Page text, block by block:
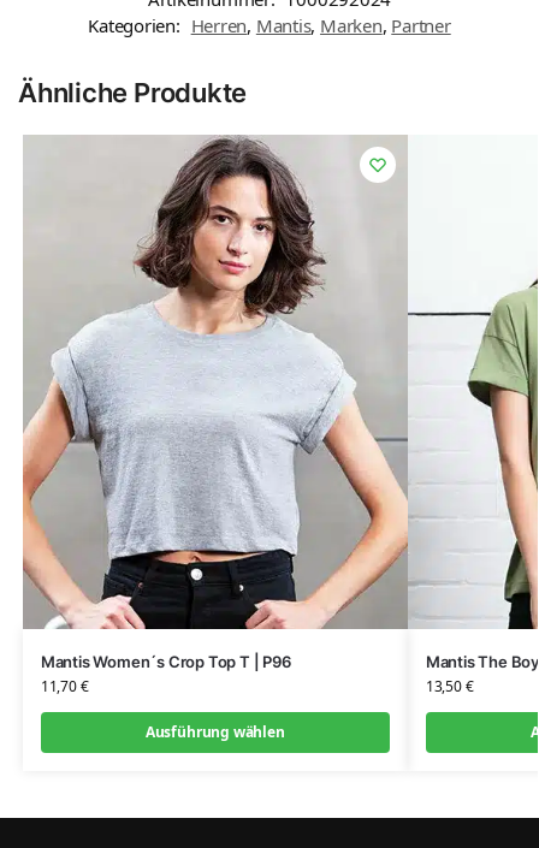
Kategorien: Herren, Mantis, Marken, Partner
Ähnliche Produkte
Mantis Women´s Crop Top T | P96
11,70€
Ausführung wählen
Mantis The
13,50€